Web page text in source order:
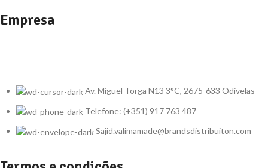
Empresa
Av. Miguel Torga N13 3°C, 2675-633 Odivelas
Telefone: (+351) 917 763 487
Sajid.valimamade@brandsdistribuiton.com